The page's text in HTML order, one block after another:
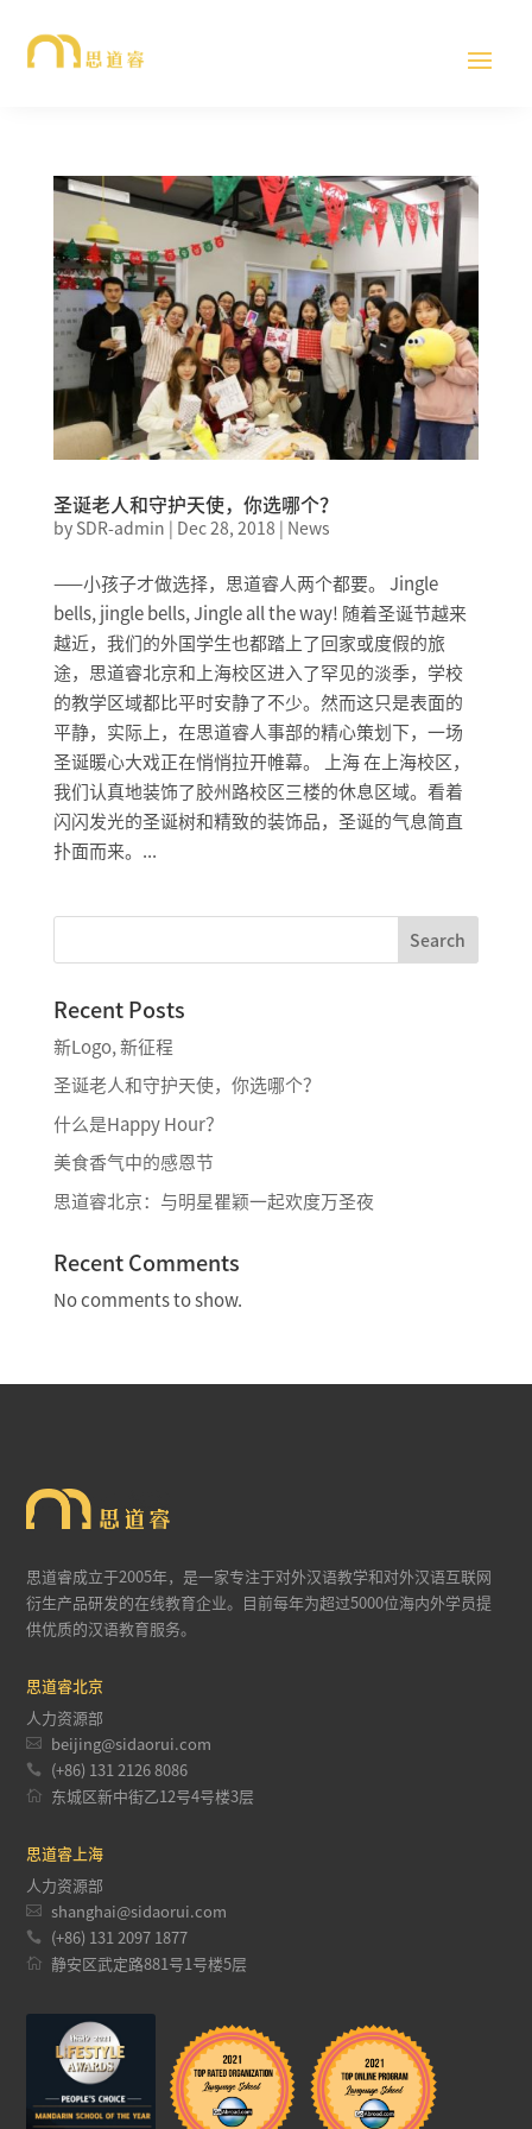
圣诞老人和守护天使，你选哪个？
by SDR-admin Dec 28, 2018 News
——小孩子才做选择，思道睿人两个都要。 Jingle
bells, jingle bells, Jingle all the way! 随着圣诞节越来
越近，我们的外国学生也都踏上了回家或度假的旅
途，思道睿北京和上海校区进入了罕见的淡季，学校
的教学区域都比平时安静了不少。然而这只是表面的
平静，实际上，在思道睿人事部的精心策划下，一场
圣诞暖心大戏正在悄悄拉开帷幕。 上海 在上海校区，
我们认真地装饰了胶州路校区三楼的休息区域。看着
闪闪发光的圣诞树和精致的装饰品，圣诞的气息简直
扑面而来。...
Search
Recent Posts
新Logo, 新征程
圣诞老人和守护天使，你选哪个？
什么是Happy Hour？
美食香气中的感恩节
思道睿北京：与明星瞿颖一起欢度万圣夜
Recent Comments
No comments to show.
思道睿成立于2005年，是一家专注于对外汉语教学和对外汉语互联网
衍生产品研发的在线教育企业。目前每年为超过5000位海内外学员提
供优质的汉语教育服务。
思道睿北京
人力资源部

beijing@sidaorui.com

(+86) 131 2126 8086

东城区新中街乙12号4号楼3层
思道睿上海
人力资源部

shanghai@sidaorui.com

(+86) 131 2097 1877

静安区武定路881号1号楼5层